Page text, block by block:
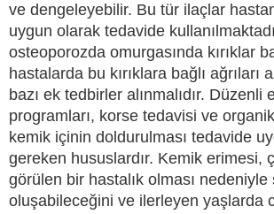
ve dengeleyebilir. Bu tür ilaçlar
uygun olarak tedavide
osteoporozda omurgasında kırıklar
hastalarda bu kırıklara bağlı ağrıları
bazı ek tedbirler alınmalıdır. Düzenli
programları, korse tedavisi ve
kemik içinin doldurulması tedavide
gereken hususlardır. Kemik erimesi,
görülen bir hastalık olması nedeniyle
oluşabileceğini ve ilerleyen yaşlarda